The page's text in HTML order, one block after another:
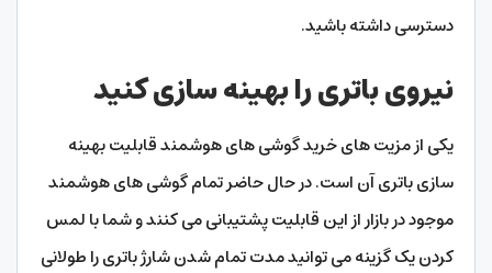
دسترسی داشته باشید.
نیروی باتری را بهینه سازی کنید
یکی از مزیت های خرید گوشی های هوشمند قابلیت بهینه
سازی باتری آن است. در حال حاضر تمام گوشی های هوشمند
موجود در بازار از این قابلیت پشتیبانی می کنند و شما با لمس
کردن یک گزینه می توانید مدت تمام شدن شارژ باتری را طولانی